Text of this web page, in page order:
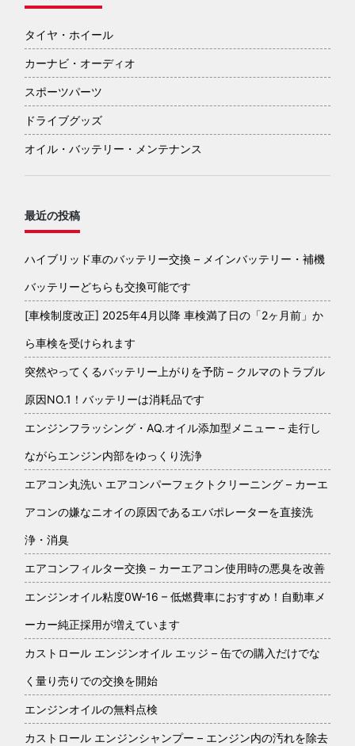
タイヤ・ホイール
カーナビ・オーディオ
スポーツパーツ
ドライブグッズ
オイル・バッテリー・メンテナンス
最近の投稿
ハイブリッド車のバッテリー交換 – メインバッテリー・補機
バッテリーどちらも交換可能です
[車検制度改正] 2025年4月以降 車検満了日の「2ヶ月前」か
ら車検を受けられます
突然やってくるバッテリー上がりを予防 – クルマのトラブル
原因NO.1！バッテリーは消耗品です
エンジンフラッシング・AQ.オイル添加型メニュー – 走行し
ながらエンジン内部をゆっくり洗浄
エアコン丸洗い エアコンパーフェクトクリーニング – カーエ
アコンの嫌なニオイの原因であるエバポレーターを直接洗
浄・消臭
エアコンフィルター交換 – カーエアコン使用時の悪臭を改善
エンジンオイル粘度0W-16 – 低燃費車におすすめ！自動車メ
ーカー純正採用が増えています
カストロール エンジンオイル エッジ – 缶での購入だけでな
く量り売りでの交換を開始
エンジンオイルの無料点検
カストロール エンジンシャンプー – エンジン内の汚れを除去